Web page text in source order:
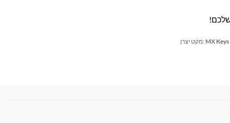
מקט יצרן: MX